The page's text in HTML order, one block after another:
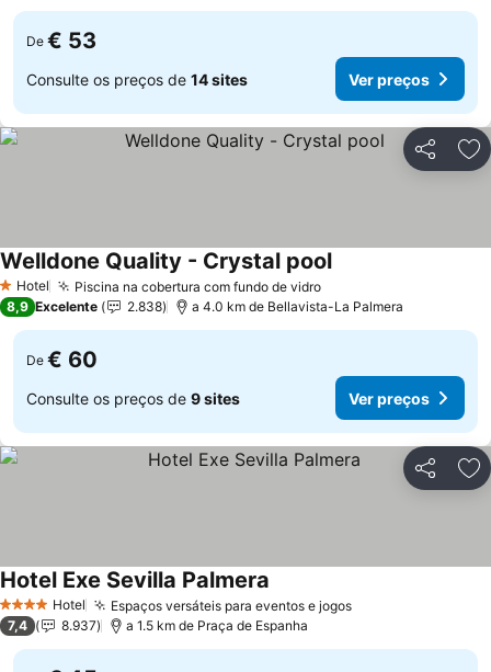
De € 53
Consulte os preços de 14 sites Ver preços
Partilhar
1 Estrelas
Hotel Piscina na cobertura com fundo de vidroVer preços
Welldone Quality - Crystal poolVer preços
8,9 Excelente 2.838 a 4.0 km de Bellavista-La Palmera
De € 60
Consulte os preços de 9 sites Ver preços
Partilhar
4 EstrelasHotel Espaços versáteis para eventos e jogosVer preços
Hotel Exe Sevilla Palmera
7,4 8.937 a 1.5 km de Praça de Espanha